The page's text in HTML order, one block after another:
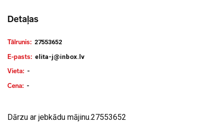
Detaļas
Tālrunis: 27553652
E-pasts: elita-j@inbox.lv
Vieta: -
Cena: -
Dārzu ar jebkādu mājinu.27553652